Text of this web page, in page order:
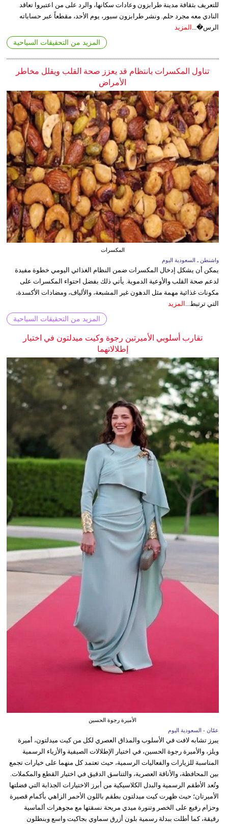
للتعريف بثقافة مدينة طرابزون وعادات سكانها، والرد على من اعتبروا تعاقد
النادي معه مجرد حلم. ونشر طرابزون سبور، يوم الأحد، مقطعاً عبر حساباته
الرس�...
المزيد
المزيد من التحقيقات السياحية
تناول المكسرات بانتظام قد يعزز صحة القلب ويقلل مخاطر
الأمراض
المكسرات
واشنطن ـ السعودية اليوم
يمكن أن يشكل إدخال المكسرات ضمن النظام الغذائي اليومي خطوة مفيدة
لدعم صحة القلب والأوعية الدموية. يأتي ذلك بفضل احتواء المكسرات على
مكونات غذائية مهمة مثل الدهون غير المشبعة، والألياف، ومضادات الأكسدة،
التي ترتبط... المزيد
المزيد من التحقيقات السياحية
تقارب أسلوبي الأميرتين رجوة وكيت ميدلتون في اختيار
إطلالاتهما
الأميرة رجوة الحسين
عمّان - السعودية اليوم
يبرز تشابه لافت في الأسلوب والمذاق العصري لكل من كيت ميدلتون، أميرة
ويلز، والأميرة رجوة الحسين، في اختيار الإطلالات الصيفية والأزياء الرسمية
المناسبة للزيارات والفعاليات الرسمية، حيث تعتمد كل منهما على خيارات تجمع
بين المحافظة، والأناقة العصرية، والتناسق الدقيق في اختيار القطع والمكملات.
وتُعد الأطقم الرسمية والبدل الكلاسيكية من أبرز الاختيارات الجذابة التي فضلتها
الأميرتان؛ حيث ظهرت كيت ميدلتون بطقم باللون الأحمر الزاهي بأكمام قصيرة
وحزام رفيع على الخصر وتنورة ميدي مريحة نسقتها مع مجوهرات ألماسية
رقيقة، كما أطلت ببدلة رسمية بلون أزرق سماوي بجاكيت واسع وبنطلون